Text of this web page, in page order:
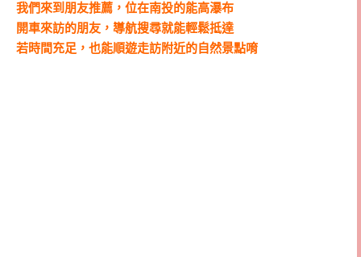
我們來到朋友推薦，位在南投的能高瀑布
開車來訪的朋友，導航搜尋就能輕鬆抵達
若時間充足，也能順遊走訪附近的自然景點唷